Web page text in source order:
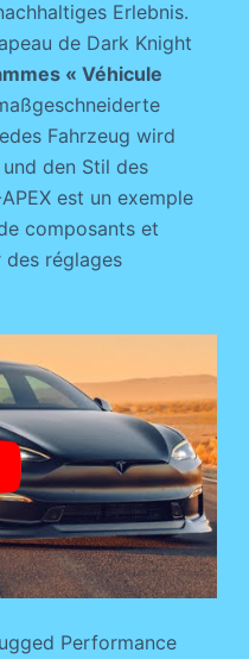
Erlebnis.
de Dark Knight
« Véhicule
Fahrzeug wird
den Stil des
est un exemple
composants et
des réglages
Performance